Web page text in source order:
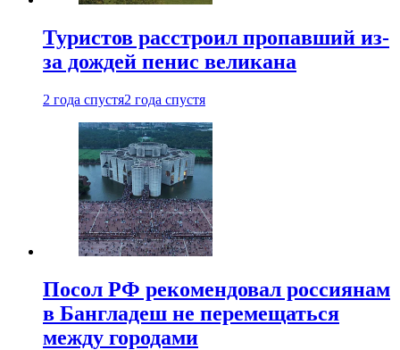
Туристов расстроил пропавший из-
за дождей пенис великана
2 года спустя2 года спустя
Посол РФ рекомендовал россиянам
в Бангладеш не перемещаться
между городами